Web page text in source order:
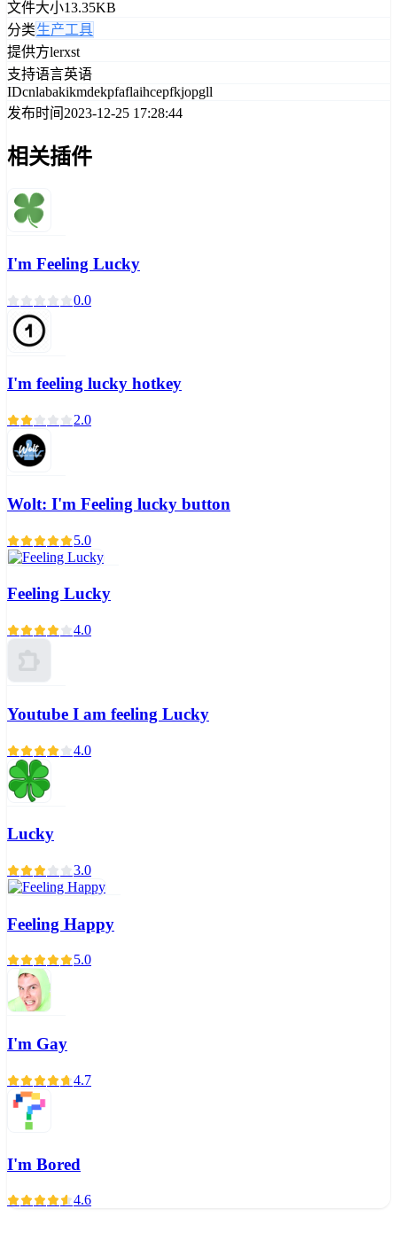
文件大小13.35KB
分类生产工具
提供方lerxst
支持语言英语
IDcnlabakikmdekpfaflaihcepfkjopgll
发布时间 2023-12-25 17:28:44
相关插件
I'm Feeling Lucky
0.0
I'm feeling lucky hotkey
2.0
Wolt: I'm Feeling lucky button
5.0
Feeling Lucky
4.0
Youtube I am feeling Lucky
4.0
Lucky
3.0
Feeling Happy
5.0
I'm Gay
4.7
I'm Bored
4.6